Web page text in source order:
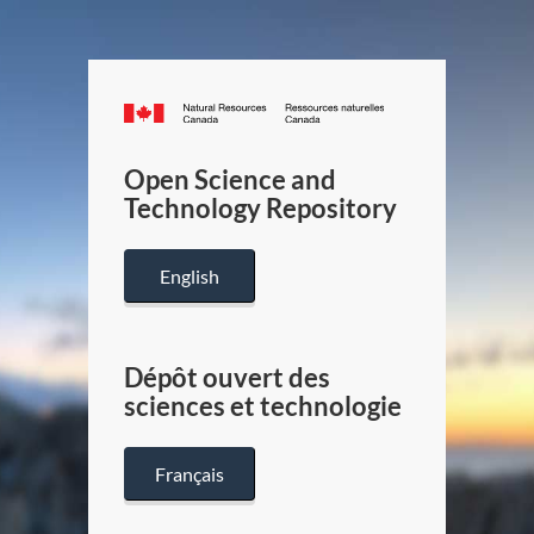
Canada.ca
/
Canada
Open Science and
Technology Repository
English
Dépôt ouvert des
sciences et technologie
Français